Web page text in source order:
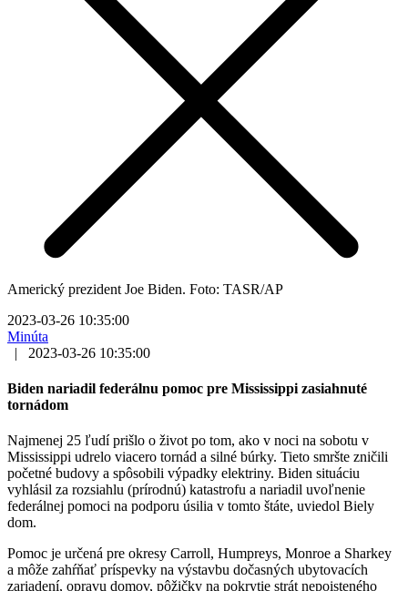
Americký prezident Joe Biden. Foto: TASR/AP
2023-03-26 10:35:00
Minúta
|
2023-03-26 10:35:00
Biden nariadil federálnu pomoc pre Mississippi zasiahnuté
tornádom
Najmenej 25 ľudí prišlo o život po tom, ako v noci na sobotu v
Mississippi udrelo viacero tornád a silné búrky. Tieto smršte zničili
početné budovy a spôsobili výpadky elektriny. Biden situáciu
vyhlásil za rozsiahlu (prírodnú) katastrofu a nariadil uvoľnenie
federálnej pomoci na podporu úsilia v tomto štáte, uviedol Biely
dom.
Pomoc je určená pre okresy Carroll, Humpreys, Monroe a Sharkey
a môže zahŕňať príspevky na výstavbu dočasných ubytovacích
zariadení, opravu domov, pôžičky na pokrytie strát nepoisteného